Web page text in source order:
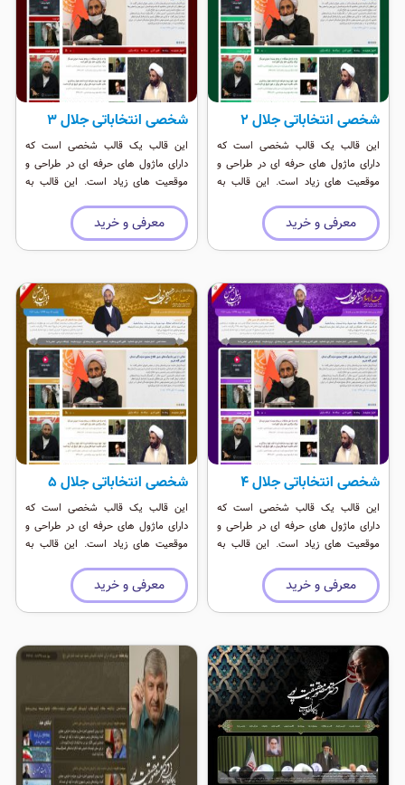
شخصی انتخاباتی جلال 2
این قالب یک قالب شخصی است که
دارای ماژول های حرفه ای در طراحی و
موقعیت های زیاد است. این قالب به
ای است که رنگی شاد دارد.
معرفی و خرید
شخصی انتخاباتی جلال 3
این قالب یک قالب شخصی است که
دارای ماژول های حرفه ای در طراحی و
موقعیت های زیاد است. این قالب به
ای است که رنگی شاد دارد.
معرفی و خرید
شخصی انتخاباتی جلال 4
این قالب یک قالب شخصی است که
دارای ماژول های حرفه ای در طراحی و
موقعیت های زیاد است. این قالب به
ای است که رنگی شاد دارد.
معرفی و خرید
شخصی انتخاباتی جلال 5
این قالب یک قالب شخصی است که
دارای ماژول های حرفه ای در طراحی و
موقعیت های زیاد است. این قالب به
ای است که رنگی شاد دارد.
معرفی و خرید